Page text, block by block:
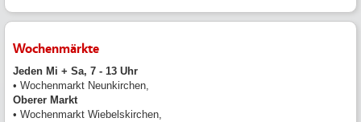
Wochenmärkte
Jeden Mi + Sa, 7 - 13 Uhr
• Wochenmarkt Neunkirchen,
Oberer Markt
• Wochenmarkt Wiebelskirchen,